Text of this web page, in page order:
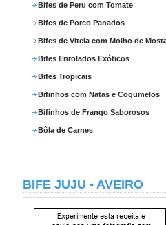
Bifes de Peru com Tomate
Bifes de Porco Panados
Bifes de Vitela com Molho de
Bifes Enrolados Exóticos
Bifes Tropicais
Bifinhos com Natas e Cogumelos
Bifinhos de Frango Saborosos
Bôla de Carnes
BIFE JUJU - AVEIRO